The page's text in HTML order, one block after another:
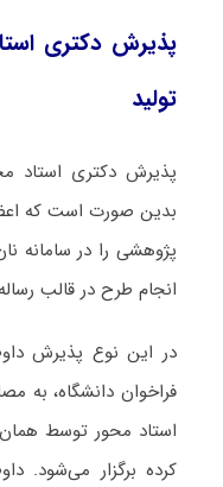
پذیرش دکتری
تولید
بدین صورت است که
پژوهشی را در سامانه
انجام طرح در قالب
در این نوع پذیرش
فراخوان دانشگاه، به
استاد محور توسط
کرده برگزار می‌شود.